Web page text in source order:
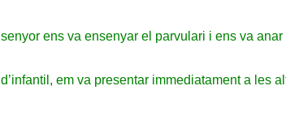
senyor ens va ensenyar el parvulari i ens va
d’infantil, em va presentar immediatament a les